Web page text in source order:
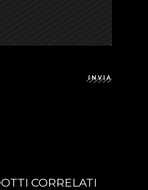
INVIA
CORRELATI